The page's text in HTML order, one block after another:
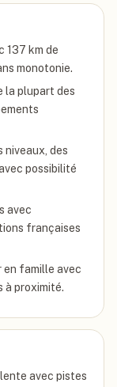
137 km de
monotonie.
la plupart des
niveaux, des
possibilité
avec
françaises
en famille avec
à proximité.
avec pistes